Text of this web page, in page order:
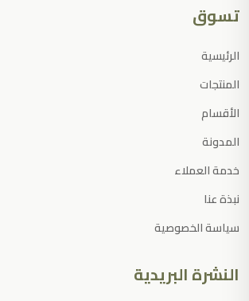
تسوق
الرئيسية
المنتجات
الأقسام
المدونة
خدمة العملاء
نبذة عنا
سياسة الخصوصية
النشرة البريدية